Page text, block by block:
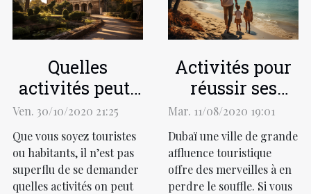
Quelles
activités peut-
on mener dans
la commune de
Montluçon ?
Ven. 30/10/2020 21:25
Que vous soyez touristes
ou habitants, il n’est pas
superflu de se demander
quelles activités on peut
Activités pour
réussir ses
vacances à
Dubaï : nos
conseils
Mar. 11/08/2020 19:01
Dubaï une ville de grande
affluence touristique
offre des merveilles à en
perdre le souffle. Si vous